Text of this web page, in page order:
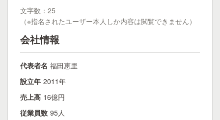
文字数：25
（※指名されたユーザー本人しか内容は閲覧できません）
会社情報
代表者名 福田恵里
設立年 2011年
売上高 16億円
従業員数 95人